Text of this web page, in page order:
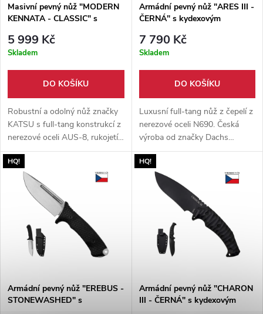
Masivní pevný nůž "MODERN
KENNATA - CLASSIC" s
5 999 Kč
Skladem
DO KOŠÍKU
Robustní a odolný nůž značky
KATSU s full-tang konstrukcí z
nerezové oceli AUS-8, rukojetí
z ořechového dřeva a masivní
5,5 mm čepelí. Dodáváno s
kydexovým pouzdrem s
otočným klipem.
Armádní pevný nůž "ARES III -
ČERNÁ" s kydexovým
7 790 Kč
Skladem
DO KOŠÍKU
Luxusní full-tang nůž z čepelí z
nerezové oceli N690. Česká
výroba od značky Dachs
Knives. Rukojeť z kompozitního
materiálu micarta, dodáváno s
kydexovým pouzdrem.
HQ!
Armádní pevný nůž "EREBUS -
STONEWASHED" s
HQ!
Armádní pevný nůž "CHARON
III - ČERNÁ" s kydexovým